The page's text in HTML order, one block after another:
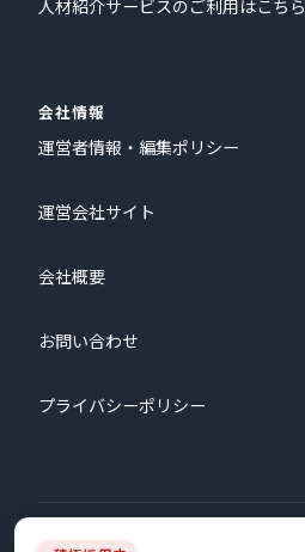
人材紹介サービスのご利用はこちら
会社情報
運営者情報・編集ポリシー
運営会社サイト
会社概要
お問い合わせ
プライバシーポリシー